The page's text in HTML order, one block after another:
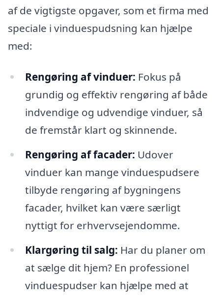
af de vigtigste opgaver, som et firma med
speciale i vinduespudsning kan hjælpe
med:
Rengøring af vinduer: Fokus på
grundig og effektiv rengøring af både
indvendige og udvendige vinduer, så
de fremstår klart og skinnende.
Rengøring af facader: Udover
vinduer kan mange vinduespudsere
tilbyde rengøring af bygningens
facader, hvilket kan være særligt
nyttigt for erhvervsejendomme.
Klargøring til salg: Har du planer om
at sælge dit hjem? En professionel
vinduespudser kan hjælpe med at